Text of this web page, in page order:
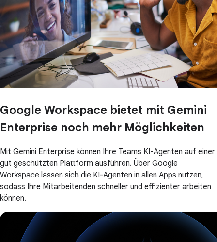
Google Workspace bietet mit Gemini
Enterprise noch mehr Möglichkeiten
Mit Gemini Enterprise können Ihre Teams KI-Agenten auf einer
gut geschützten Plattform ausführen. Über Google
Workspace lassen sich die KI-Agenten in allen Apps nutzen,
sodass Ihre Mitarbeitenden schneller und effizienter arbeiten
können.